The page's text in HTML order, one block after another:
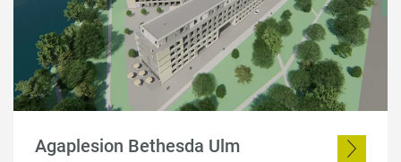
Agaplesion Bethesda Ulm